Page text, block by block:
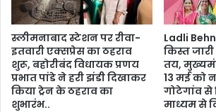
स्लीमनाबाद स्टेशन पर रीवा-
इतवारी एक्सप्रेस का ठहराव
शुरू, बहोरीबंद विधायक प्रणय
प्रभात पांडे ने हरी झंडी दिखाकर
किया ट्रेन के ठहराव का
शुभारंभ..
Ladli
किस्त
तय,
13 मई को
गोटेगांव
माध्यम से